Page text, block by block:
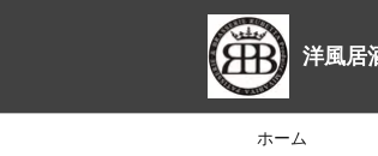
洋風
ホーム